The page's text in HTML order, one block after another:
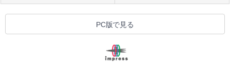
PC版で見る